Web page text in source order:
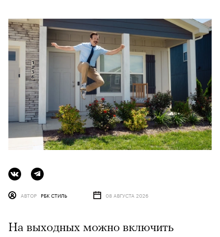
АВТОР РБК СТИЛЬ 08 АВГУСТА 2026
На выходных можно включить